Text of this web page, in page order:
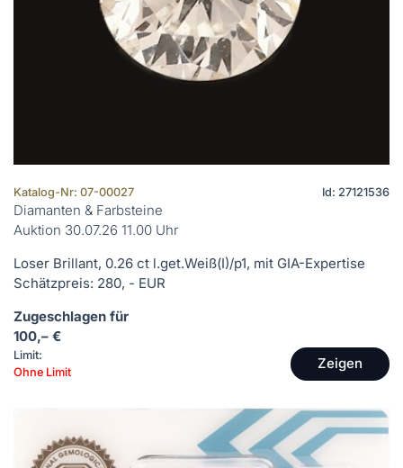
Katalog-Nr: 07-00027 Id: 27121536
Diamanten & Farbsteine
Auktion 30.07.26 11.00 Uhr
Loser Brillant, 0.26 ct l.get.Weiß(I)/p1, mit GIA-Expertise
Schätzpreis: 280, - EUR
Zugeschlagen für
100,– €
Limit:
Ohne Limit
Zeigen